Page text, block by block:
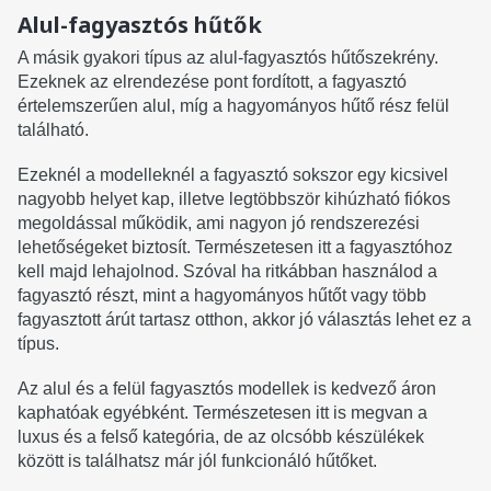
Alul-fagyasztós hűtők
A másik gyakori típus az alul-fagyasztós hűtőszekrény.
Ezeknek az elrendezése pont fordított, a fagyasztó
értelemszerűen alul, míg a hagyományos hűtő rész felül
található.
Ezeknél a modelleknél a fagyasztó sokszor egy kicsivel
nagyobb helyet kap, illetve legtöbbször kihúzható fiókos
megoldással működik, ami nagyon jó rendszerezési
lehetőségeket biztosít. Természetesen itt a fagyasztóhoz
kell majd lehajolnod. Szóval ha ritkábban használod a
fagyasztó részt, mint a hagyományos hűtőt vagy több
fagyasztott árút tartasz otthon, akkor jó választás lehet ez a
típus.
Az alul és a felül fagyasztós modellek is kedvező áron
kaphatóak egyébként. Természetesen itt is megvan a
luxus és a felső kategória, de az olcsóbb készülékek
között is találhatsz már jól funkcionáló hűtőket.